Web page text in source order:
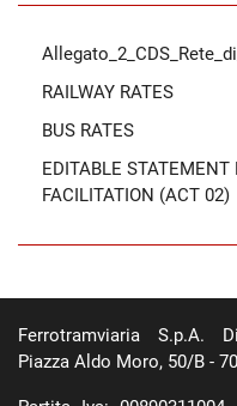
RAILWAY RATES
BUS RATES
EDITABLE STATEMENT
FACILITATION (ACT 02)
Ferrotramviaria S.p.A.
Piazza Aldo Moro, 50/B -